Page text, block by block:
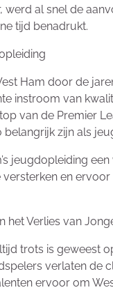
werd al snel de
tijd benadrukt.
Ham door de
instroom van
van de Premier
zijn als
jeugdopleiding
en
het Verlies van
trots is geweest
verlaten de
ervoor om